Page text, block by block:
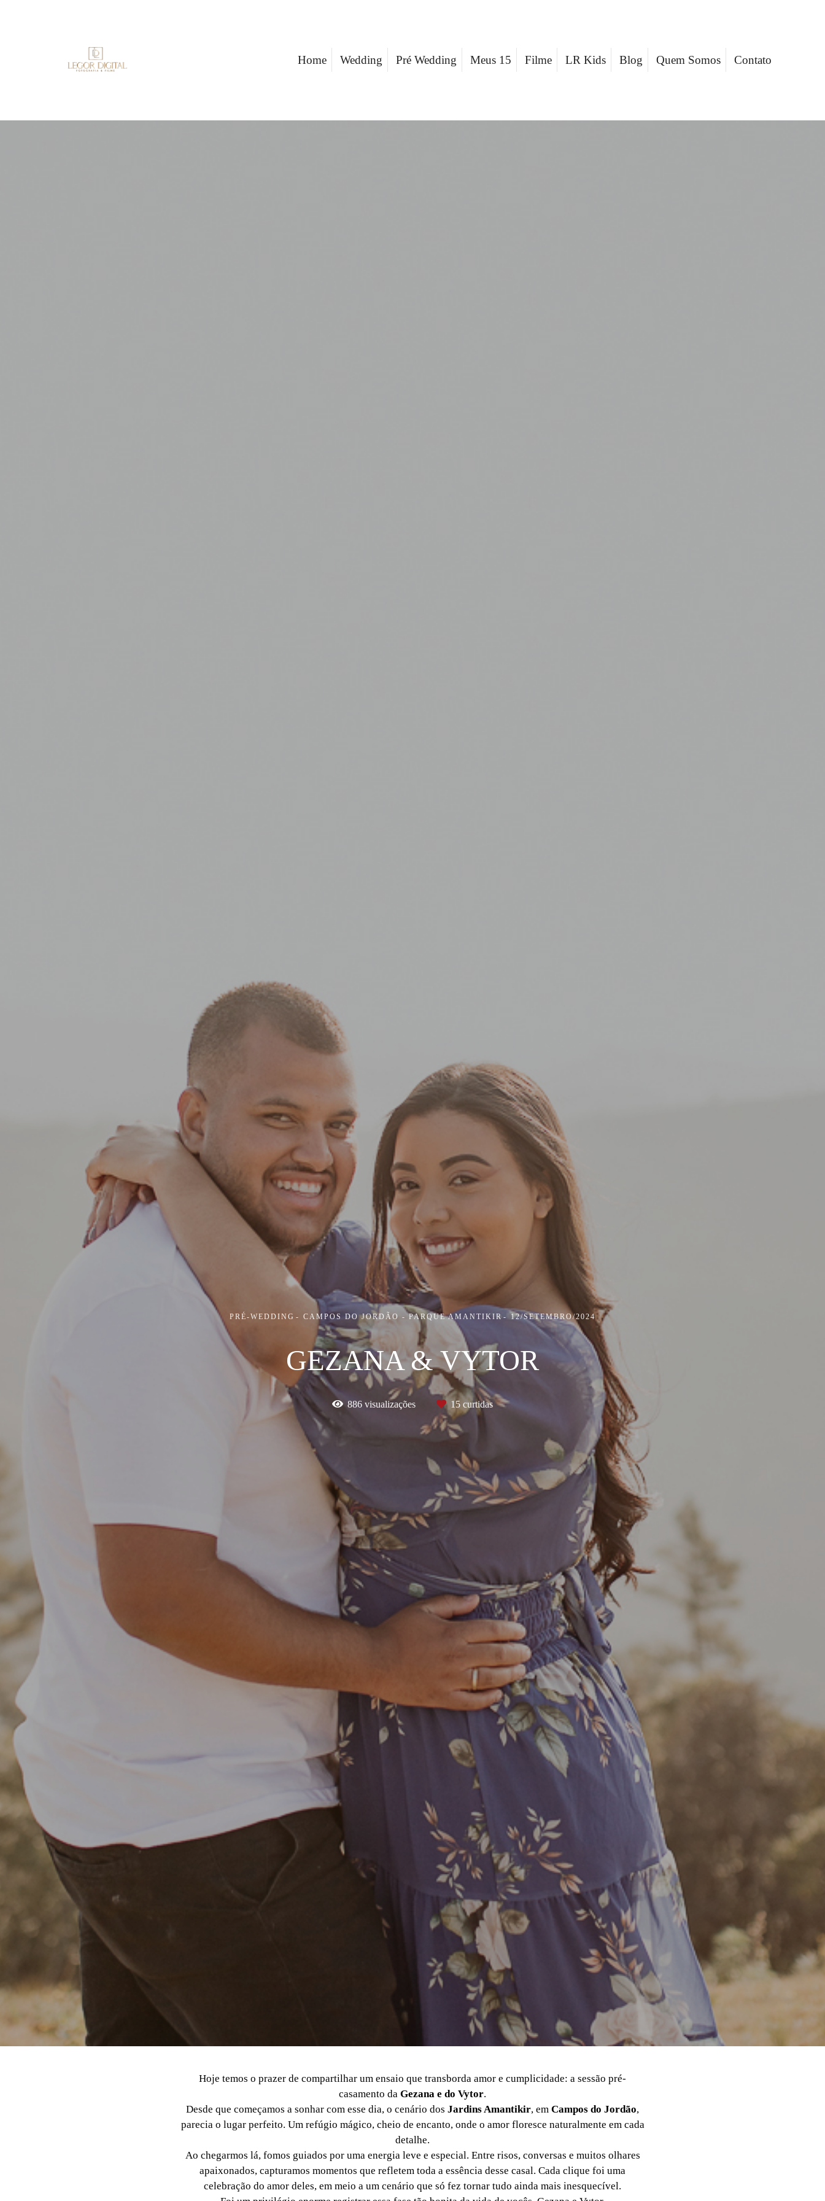
Home Wedding Pré Wedding Meus 15 Filme LR Kids Blog Quem Somos Contato
PRÉ-WEDDING CAMPOS DO JORDÃO - PARQUE AMANTIKIR 12/SETEMBRO/2024
GEZANA & VYTOR
886 visualizações 15 curtidas
Hoje temos o prazer de compartilhar um ensaio que transborda amor e cumplicidade: a sessão pré-
casamento da Gezana e do Vytor.
Desde que começamos a sonhar com esse dia, o cenário dos Jardins Amantikir, em Campos do Jordão,
parecia o lugar perfeito. Um refúgio mágico, cheio de encanto, onde o amor floresce naturalmente em cada
detalhe.
Ao chegarmos lá, fomos guiados por uma energia leve e especial. Entre risos, conversas e muitos olhares
apaixonados, capturamos momentos que refletem toda a essência desse casal. Cada clique foi uma
celebração do amor deles, em meio a um cenário que só fez tornar tudo ainda mais inesquecível.